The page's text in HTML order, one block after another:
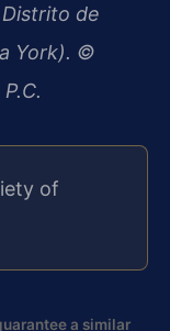
de
York). ©
of
a similar